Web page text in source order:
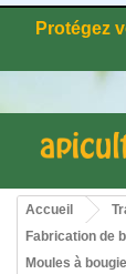
Protégez
Accueil
Fabrication de
Moules à